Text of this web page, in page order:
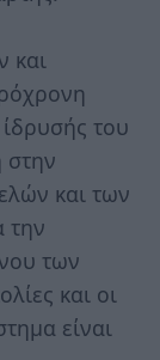
και
του
στην
και των
την
των
και οι
είναι